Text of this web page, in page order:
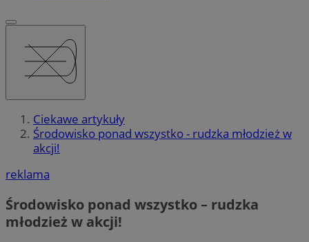
Ciekawe artykuły
Środowisko ponad wszystko - rudzka młodzież w
akcji!
reklama
Środowisko ponad wszystko – rudzka
młodzież w akcji!